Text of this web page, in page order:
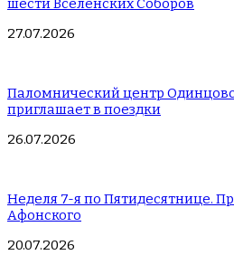
шести Вселенских Соборов
27.07.2026
Паломнический центр
приглашает в поездки
26.07.2026
Неделя 7-я по Пятидесятнице.
Афонского
20.07.2026